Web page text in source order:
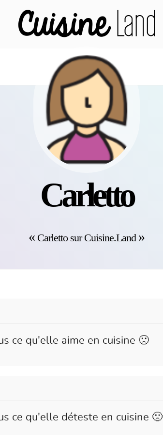
Carletto
Carletto sur Cuisine.Land
ce qu'elle aime en cuisine 🙁
ce qu'elle déteste en cuisine 🙁